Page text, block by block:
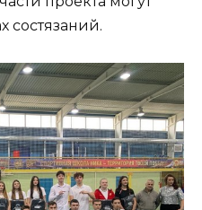
состязаний.